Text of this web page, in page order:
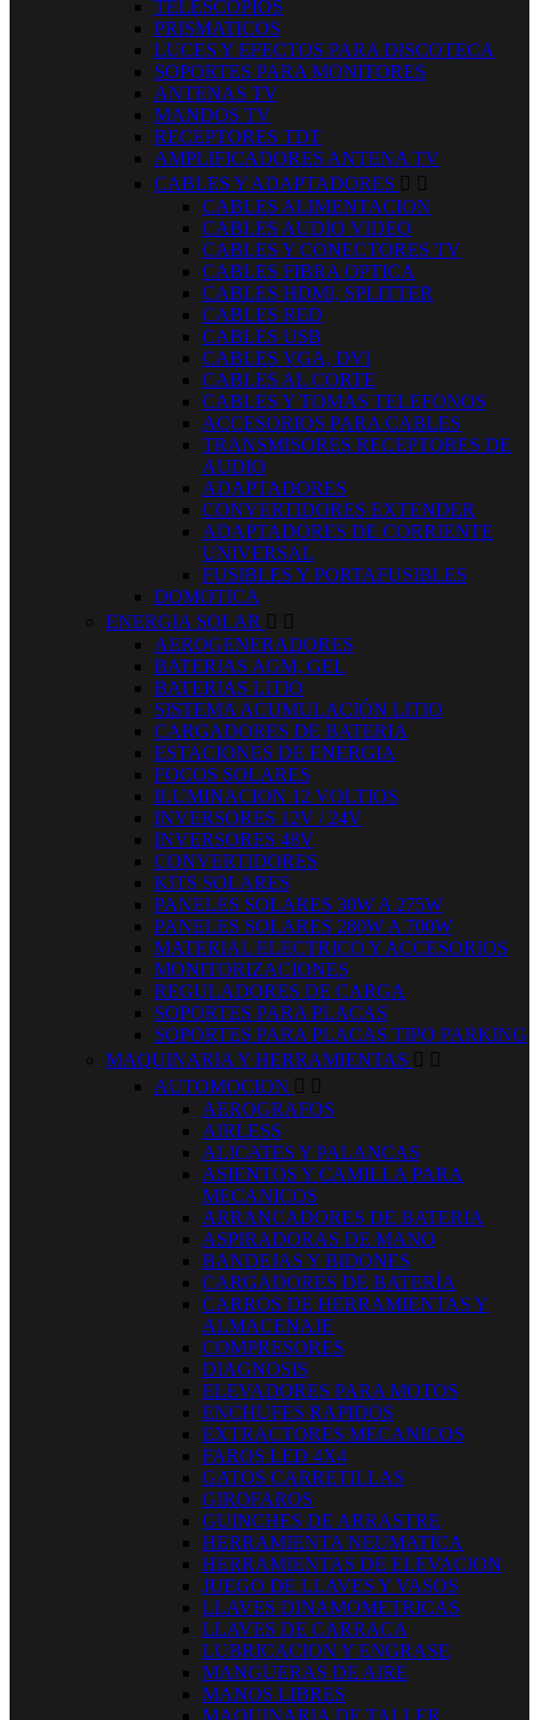
TELESCOPIOS
PRISMATICOS
LUCES Y EFECTOS PARA DISCOTECA
SOPORTES PARA MONITORES
ANTENAS TV
MANDOS TV
RECEPTORES TDT
AMPLIFICADORES ANTENA TV
CABLES Y ADAPTADORES  
CABLES ALIMENTACION
CABLES AUDIO VIDEO
CABLES Y CONECTORES TV
CABLES FIBRA OPTICA
CABLES HDMI, SPLITTER
CABLES RED
CABLES USB
CABLES VGA, DVI
CABLES AL CORTE
CABLES Y TOMAS TELEFONOS
ACCESORIOS PARA CABLES
TRANSMISORES RECEPTORES DE
AUDIO
ADAPTADORES
CONVERTIDORES EXTENDER
ADAPTADORES DE CORRIENTE
UNIVERSAL
FUSIBLES Y PORTAFUSIBLES
DOMOTICA
ENERGIA SOLAR  
AEROGENERADORES
BATERIAS AGM, GEL
BATERIAS LITIO
SISTEMA ACUMULACIÓN LITIO
CARGADORES DE BATERIA
ESTACIONES DE ENERGIA
FOCOS SOLARES
ILUMINACION 12 VOLTIOS
INVERSORES 12V / 24V
INVERSORES 48V
CONVERTIDORES
KITS SOLARES
PANELES SOLARES 30W A 275W
PANELES SOLARES 280W A 700W
MATERIAL ELECTRICO Y ACCESORIOS
MONITORIZACIONES
REGULADORES DE CARGA
SOPORTES PARA PLACAS
SOPORTES PARA PLACAS TIPO PARKING
MAQUINARIA Y HERRAMIENTAS  
AUTOMOCION  
AEROGRAFOS
AIRLESS
ALICATES Y PALANCAS
ASIENTOS Y CAMILLA PARA
MECANICOS
ARRANCADORES DE BATERIA
ASPIRADORAS DE MANO
BANDEJAS Y BIDONES
CARGADORES DE BATERÍA
CARROS DE HERRAMIENTAS Y
ALMACENAJE
COMPRESORES
DIAGNOSIS
ELEVADORES PARA MOTOS
ENCHUFES RAPIDOS
EXTRACTORES MECANICOS
FAROS LED 4X4
GATOS CARRETILLAS
GIROFAROS
GUINCHES DE ARRASTRE
HERRAMIENTA NEUMATICA
HERRAMIENTAS DE ELEVACION
JUEGO DE LLAVES Y VASOS
LLAVES DINAMOMETRICAS
LLAVES DE CARRACA
LUBRICACION Y ENGRASE
MANGUERAS DE AIRE
MANOS LIBRES
MAQUINARIA DE TALLER